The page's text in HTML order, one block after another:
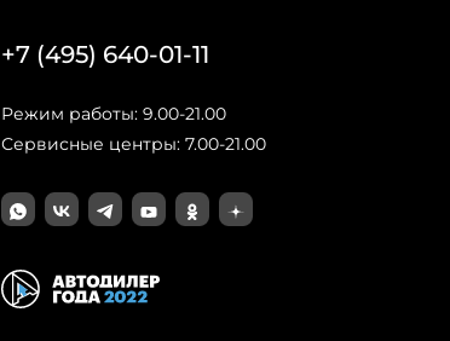
+7 (495) 640-01-11
Режим работы: 9.00-21.00
Сервисные центры: 7.00-21.00